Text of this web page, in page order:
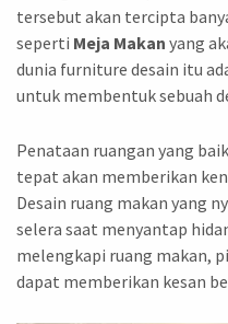
tersebut akan tercipta
seperti Meja Makan yang
dunia furniture desain itu
untuk membentuk sebuah
Penataan ruangan yang
tepat akan memberikan
Desain ruang makan yang
selera saat menyantap
melengkapi ruang makan,
dapat memberikan kesan